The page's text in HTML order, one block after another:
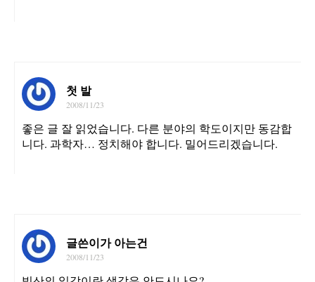
첫 발
2008/11/23
좋은 글 잘 읽었습니다. 다른 분야의 학도이지만 동감합
니다. 과학자… 정치해야 합니다. 밀어드리겠습니다.
글쓴이가 아는건
2008/11/23